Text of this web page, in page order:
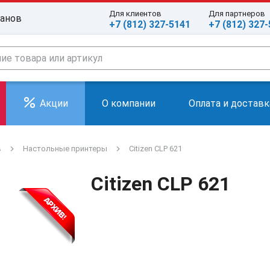
Для клиентов
+7 (812) 327-5141
Для партнеров
+7 (812)
Акции О компании Оплата и
Настольные принтеры Citizen CLP 621
Citizen CLP 621